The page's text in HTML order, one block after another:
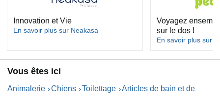
Innovation et Vie
En savoir plus sur Neakasa
Voyagez
sur le dos !
En savoir plus sur
Vous êtes ici
Animalerie Chiens Toilettage
Articles de bain et de